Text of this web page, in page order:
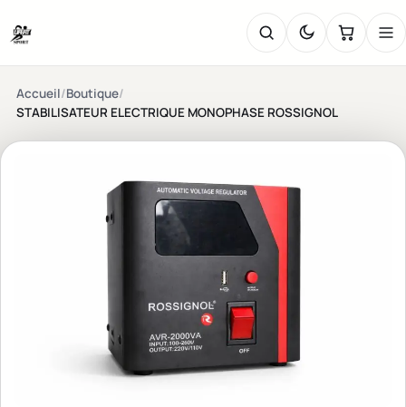
Accueil/Boutique/
STABILISATEUR ELECTRIQUE MONOPHASE ROSSIGNOL